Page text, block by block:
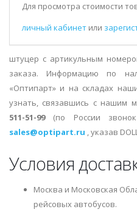
Для просмотра стоимости
личный кабинет или
штуцер с артикульным
заказа. Информацию по
«Оптипарт» и на складах
узнать, связавшись с нашим
511-51-99(по России
sales@optipart.ru , указав
Условия
Москва и Московская
рейсовых автобусов.